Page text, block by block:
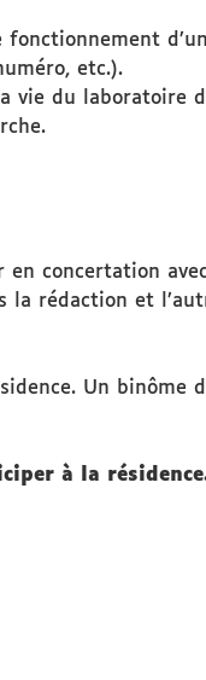
etc.).
vie du laboratoire
concertation
la rédaction et
Un binôme
à la